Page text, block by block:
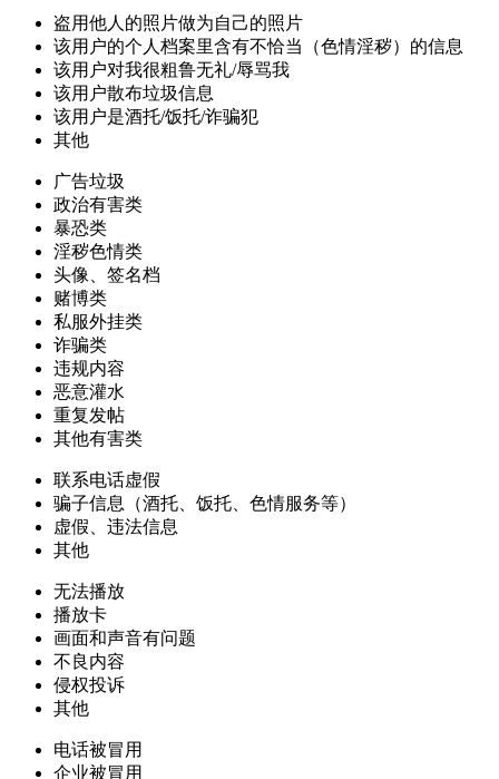
盗用他人的照片做为自己的照片
该用户的个人档案里含有不恰当（色情淫秽）的信息
该用户对我很粗鲁无礼/辱骂我
该用户散布垃圾信息
该用户是酒托/饭托/诈骗犯
其他
广告垃圾
政治有害类
暴恐类
淫秽色情类
头像、签名档
赌博类
私服外挂类
诈骗类
违规内容
恶意灌水
重复发帖
其他有害类
联系电话虚假
骗子信息（酒托、饭托、色情服务等）
虚假、违法信息
其他
无法播放
播放卡
画面和声音有问题
不良内容
侵权投诉
其他
电话被冒用
企业被冒用